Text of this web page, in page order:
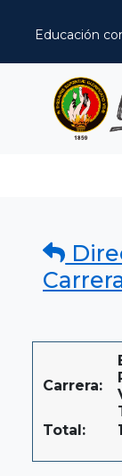
Educación
Carrera:
Total: